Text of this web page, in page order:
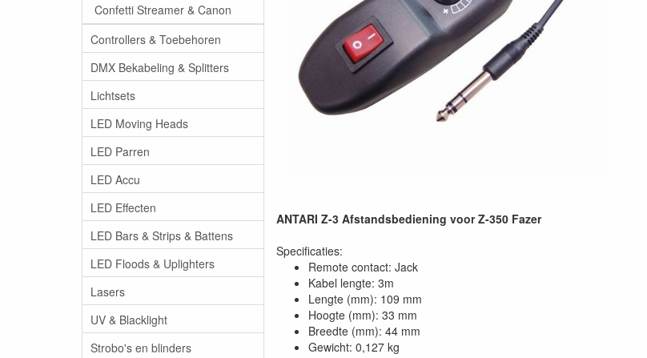
Confetti Streamer & Canon
Controllers & Toebehoren
DMX Bekabeling & Splitters
Lichtsets
LED Moving Heads
LED Parren
LED Accu
LED Effecten
LED Bars & Strips & Battens
LED Floods & Uplighters
Lasers
UV & Blacklight
Strobo's en blinders
ANTARI Z-3 Afstandsbediening voor Z-350 Fazer
Specificaties:
Remote contact: Jack
Kabel lengte: 3m
Lengte (mm): 109 mm
Hoogte (mm): 33 mm
Breedte (mm): 44 mm
Gewicht: 0,127 kg